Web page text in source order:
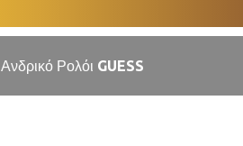
Ανδρικό Ρολόι GUESS